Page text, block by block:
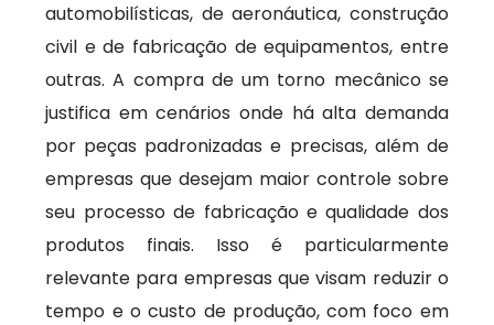
automobilísticas, de aeronáutica, construção
civil e de fabricação de equipamentos, entre
outras. A compra de um torno mecânico se
justifica em cenários onde há alta demanda
por peças padronizadas e precisas, além de
empresas que desejam maior controle sobre
seu processo de fabricação e qualidade dos
produtos finais. Isso é particularmente
relevante para empresas que visam reduzir o
tempo e o custo de produção, com foco em